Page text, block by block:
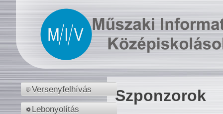
Versenyfelhívás
Lebonyolítás
Szponzorok